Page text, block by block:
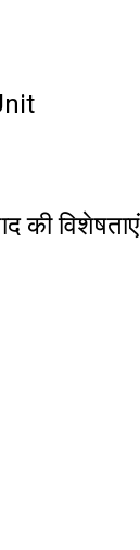
की विशेषताएं